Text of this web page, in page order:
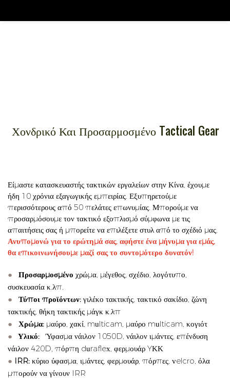
Χονδρικό Και Προσαρμοσμένο Tactical Gear
Είμαστε κατασκευαστής τακτικών εργαλείων στην Κίνα, έχουμε
ήδη 10 χρόνια εξαγωγικής εμπειρίας. Εξυπηρετούμε
περισσότερους από 50 πελάτες επωνυμίας. Μπορούμε να
προσαρμόσουμε τον τακτικό εξοπλισμό σύμφωνα με τις
απαιτήσεις σας ή μπορείτε να επιλέξετε στυλ από το σχέδιό μας.
Ανυπομονώ για το ερώτημά σας, αφήστε ένα μήνυμα για εμάς,
θα επικοινωνήσουμε μαζί σας το συντομότερο δυνατόν!
● Προσαρμοσμένο χρώμα, μέγεθος, σχέδιο, λογότυπο,
συσκευασία κ.λπ.
●
Τύποι προϊόντων: γιλέκο τακτικής, τακτικό σακίδιο, ζώνη
τακτικής, θήκη τακτικής μάγκ κ.λπ
●
Χρώμα: μαύρο, χακί, multicam, μαύρο multicam, κογιότ
●
Υλικό: Ύφασμα νάιλον 1050D, νάιλον ιμάντες, επένδυση
νάιλον 420D, πόρπη duraflex, φερμουάρ YKK
● IRR: κύριο ύφασμα, ιμάντες, φερμουάρ, πόρπες, velcro, όλα
μπορούν να γίνουν IRR